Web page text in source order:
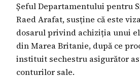
Șeful Departamentului pentru
Raed Arafat, susține că este
dosarul privind achiziția unui
din Marea Britanie, după ce
instituit sechestru asigurător
conturilor sale.